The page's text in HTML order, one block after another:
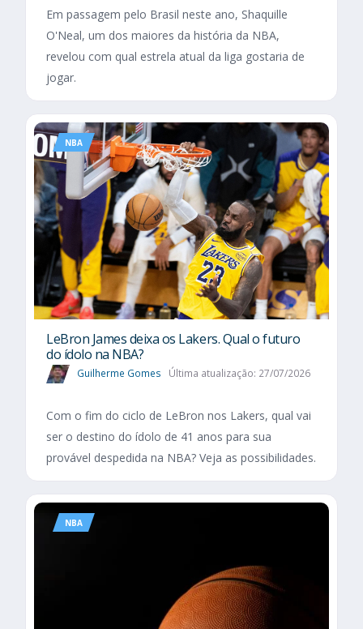
Em passagem pelo Brasil neste ano, Shaquille
O'Neal, um dos maiores da história da NBA,
revelou com qual estrela atual da liga gostaria de
jogar.
NBA
LeBron James deixa os Lakers. Qual o futuro
do ídolo na NBA?
Guilherme Gomes Última atualização: 27/07/2026
Com o fim do ciclo de LeBron nos Lakers, qual vai
ser o destino do ídolo de 41 anos para sua
provável despedida na NBA? Veja as possibilidades.
NBA